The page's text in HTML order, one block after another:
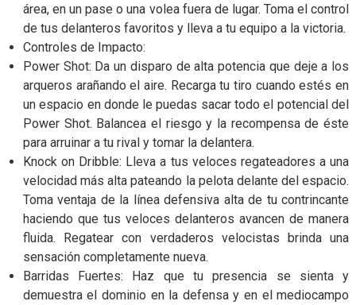
área, en un pase o una volea fuera de lugar. Toma el control
de tus delanteros favoritos y lleva a tu equipo a la victoria.
Controles de Impacto:
Power Shot: Da un disparo de alta potencia que deje a los
arqueros arañando el aire. Recarga tu tiro cuando estés en
un espacio en donde le puedas sacar todo el potencial del
Power Shot. Balancea el riesgo y la recompensa de éste
para arruinar a tu rival y tomar la delantera.
Knock on Dribble: Lleva a tus veloces regateadores a una
velocidad más alta pateando la pelota delante del espacio.
Toma ventaja de la línea defensiva alta de tu contrincante
haciendo que tus veloces delanteros avancen de manera
fluida. Regatear con verdaderos velocistas brinda una
sensación completamente nueva.
Barridas Fuertes: Haz que tu presencia se sienta y
demuestra el dominio en la defensa y en el mediocampo